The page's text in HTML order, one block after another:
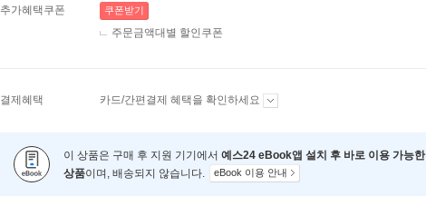
추가혜택쿠폰 쿠폰받기
주문금액대별 할인쿠폰
결제혜택 카드/간편결제 혜택을 확인하세요
이 상품은 구매 후 지원 기기에서 예스24 eBook앱 설치 후 바로 이용 가능한
상품이며, 배송되지 않습니다. eBook 이용 안내